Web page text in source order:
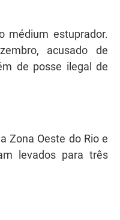
médium estuprador.
acusado de
de posse ilegal de
Zona Oeste do Rio e
levados para três